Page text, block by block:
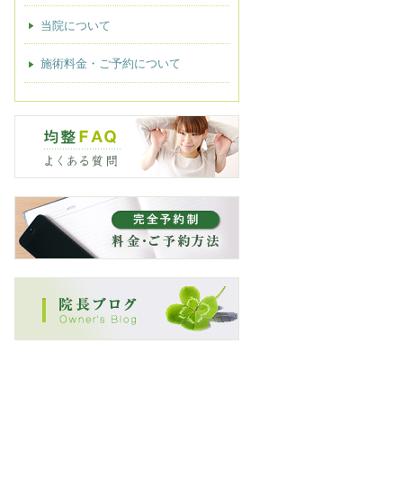
当院について
施術料金・ご予約について